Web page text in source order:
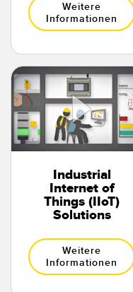
TECHNOLOGIE
Weitere
Informationen
Industrial
Internet of
Things (IIoT)
Solutions
Weitere
Informationen